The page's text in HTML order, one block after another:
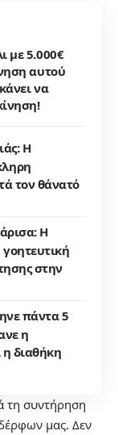
με 5.000€
αυτού
να
Η
τον θάνατό
Η
στην
πάντα 5
η
η διαθήκη
τη συντήρηση
μας. Δεν